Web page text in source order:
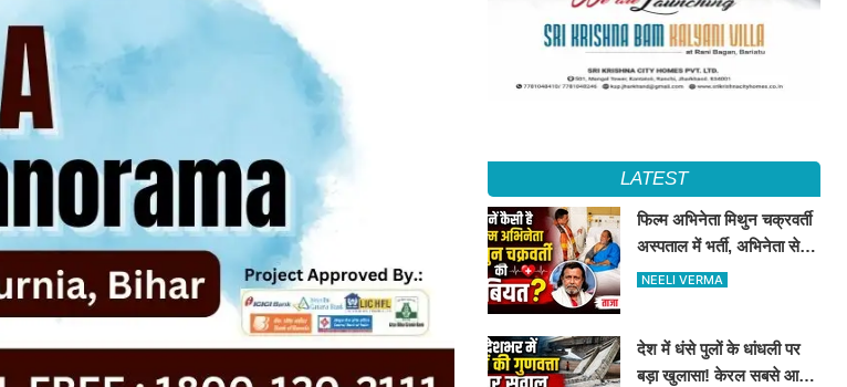
LATEST
फिल्म अभिनेता मिथुन चक्रवर्ती
अस्पताल में भर्ती, अभिनेता से
मिले CM शुभेंदु अधिकारी
NEELI VERMA
देश में धंसे पुलों के धांधली पर
बड़ा खुलासा! केरल सबसे आगे,